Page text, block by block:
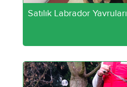
Satılık Labrador Yavruları